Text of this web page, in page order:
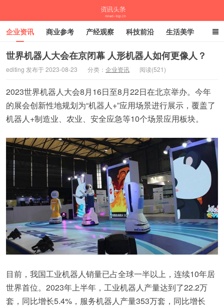
企业资讯 商业参考 产经观察 科技前沿 生活美学
时尚潮流 母婴亲子 专栏
世界机器人大会在京闭幕 人形机器人如何更像人？
editing 发布于 2023-08-23 分类： 企业资讯 阅读(521)
2023世界机器人大会8月16日至8月22日在北京举办。今年
的展会创新性地规划为“机器人+”应用场景进行展示，覆盖了
机器人+制造业、农业、安全应急等10个场景应用板块。
目前，我国工业机器人销量已占全球一半以上，连续10年居
世界首位。2023年上半年，工业机器人产量达到了22.2万
套，同比增长5.4%，服务机器人产量353万套，同比增长